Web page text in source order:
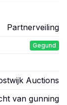
Partnerveiling
Gegund
Auctions
van gunning